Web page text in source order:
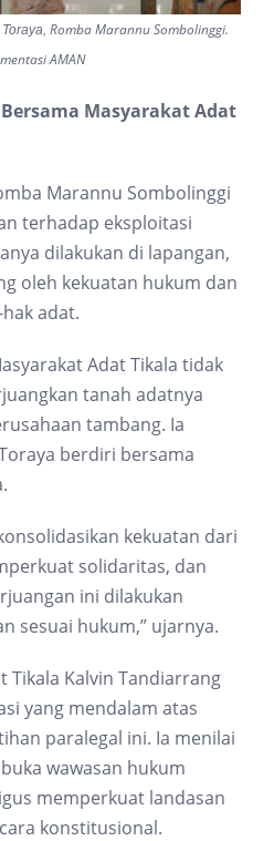
Romba Marannu Sombolinggi.
AMAN
Masyarakat Adat
Marannu Sombolinggi
terhadap eksploitasi
dilakukan di lapangan,
oleh kekuatan hukum dan
adat.
Adat Tikala tidak
tanah adatnya
tambang. Ia
berdiri bersama
kekuatan dari
solidaritas, dan
ini dilakukan
sesuai hukum,” ujarnya.
Tikala Kalvin Tandiarrang
yang mendalam atas
paralegal ini. Ia menilai
wawasan hukum
memperkuat landasan
konstitusional.